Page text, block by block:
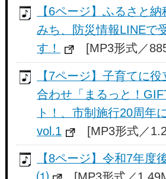
【6ページ】ふるさと
みち、防災情報LINEで
す！
[MP3形式／
【7ページ】子育てに
合わせ「まるっと！
ト！、市制施行20周年
vol.1
[MP3形式／
【8ページ】令和7年度